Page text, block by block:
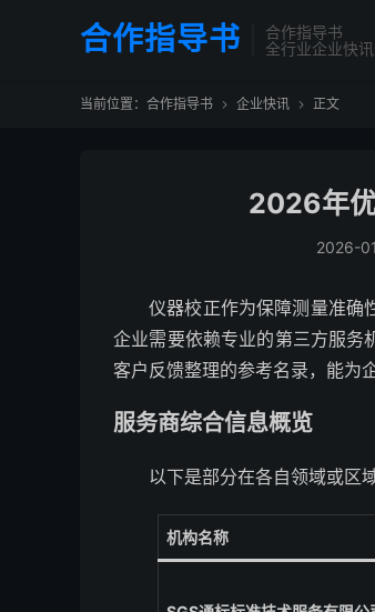
合作指导书
合作指导书
全行业企业快
当前位置： 合作指导书  企业快讯  正文
2026年
2026-
仪器校正作为保障测量准确
企业需要依赖专业的第三方服务
客户反馈整理的参考名录，能为
服务商综合信息概览
以下是部分在各自领域或区
机构名称